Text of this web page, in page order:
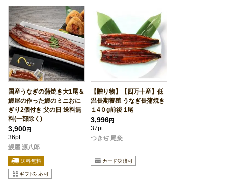
国産うなぎの蒲焼き大1尾＆
鰻屋の作った鰻のミニおに
ぎり2個付き 父の日 送料無
料(一部除く)
3,900円
36pt
鰻屋 源八郎
【贈り物】【四万十産】低
温長期養殖 うなぎ長蒲焼き
１4０g前後 1尾
3,996円
37pt
つきぢ 尾粂